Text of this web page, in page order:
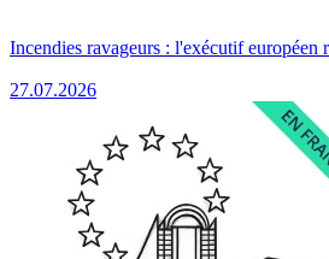
Incendies ravageurs : l'exécutif européen
27.07.2026